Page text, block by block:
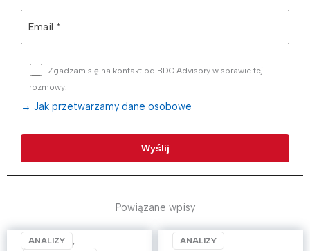
Zgadzam się na kontakt od BDO Advisory w sprawie tej
rozmowy.
→ Jak przetwarzamy dane osobowe
Powiązane wpisy
ANALIZY
,
ANALIZY